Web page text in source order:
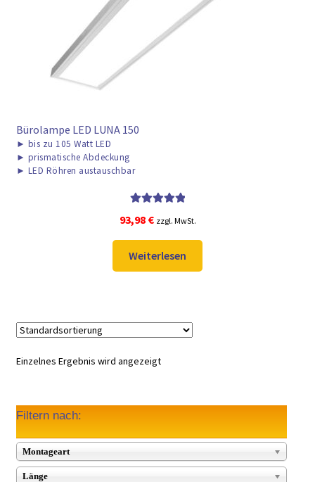
► VERSANDARTEN
Bürolampe LED LUNA 150
► bis zu 105 Watt LED
► prismatische Abdeckung
► LED Röhren austauschbar
von 5
93,98 € zzgl. MwSt.
Weiterlesen
Einzelnes Ergebnis wird angezeigt
Filtern nach:
Montageart
Länge